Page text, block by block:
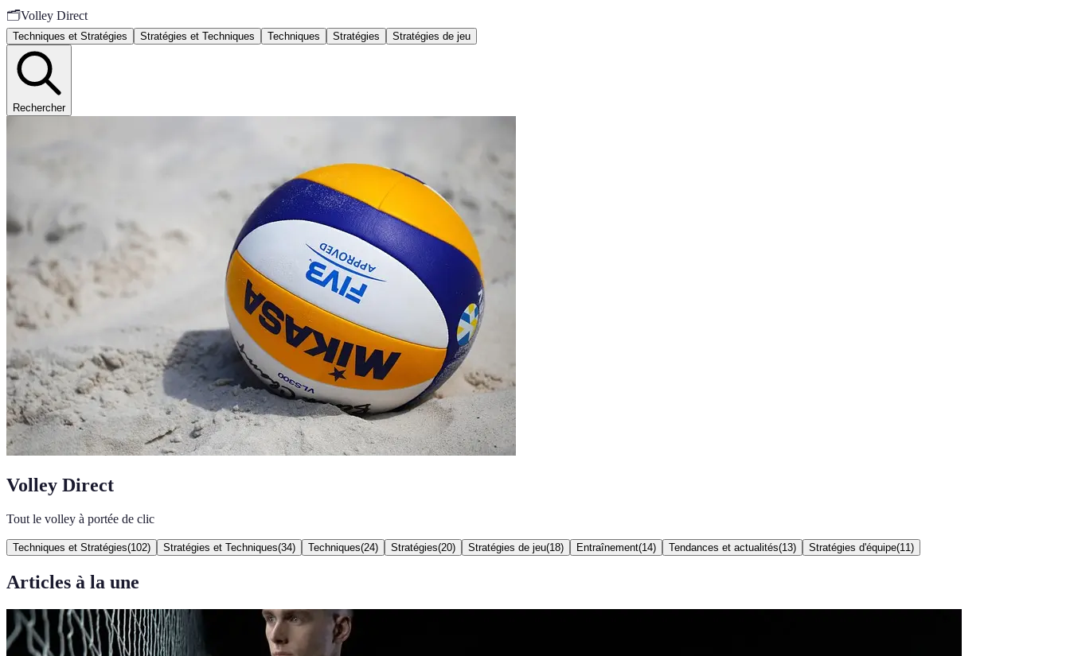
🗂️Volley Direct
Techniques et Stratégies Stratégies et Techniques Techniques Stratégies Stratégies de jeu
Rechercher
Volley Direct
Tout le volley à portée de clic
Techniques et Stratégies(102) Stratégies et Techniques(34) Techniques(24) Stratégies(20) Stratégies de jeu(18) Entraînement(14) Tendances et actualités(13) Stratégies d'équipe(11 )
Articles à la une